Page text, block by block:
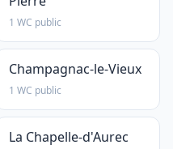
1 WC public
Champagnac-le-Vieux
1 WC public
La Chapelle-d'Aurec